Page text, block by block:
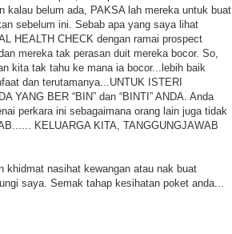
kalau belum ada, PAKSA lah mereka untuk buat
sebelum ini. Sebab apa yang saya lihat
HEALTH CHECK dengan ramai prospect
mereka tak perasan duit mereka bocor. So,
kita tak tahu ke mana ia bocor...lebih baik
dan terutamanya...UNTUK ISTERI
YANG BER “BIN” dan “BINTI” ANDA. Anda
perkara ini sebagaimana orang lain juga tidak
KELUARGA KITA, TANGGUNGJAWAB
khidmat nasihat kewangan atau nak buat
saya. Semak tahap kesihatan poket anda...